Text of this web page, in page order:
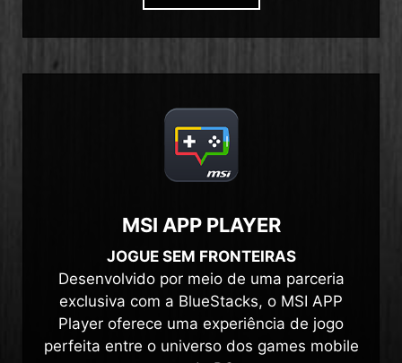
MSI APP PLAYER
JOGUE SEM FRONTEIRAS
Desenvolvido por meio de uma parceria
exclusiva com a BlueStacks, o MSI APP
Player oferece uma experiência de jogo
perfeita entre o universo dos games mobile